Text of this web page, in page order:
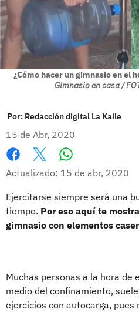
¿Cómo hacer un gimnasio en el
Gimnasio en casa /
Por: Redacción digital La Kalle
15 de Abr, 2020
Facebook
X
Actualizado: 15 de abr, 2020
Ejercitarse siempre será una
tiempo. Por eso aquí te
gimnasio con elementos
Muchas personas a la hora de
medio del confinamiento,
ejercicios con autocarga, pues